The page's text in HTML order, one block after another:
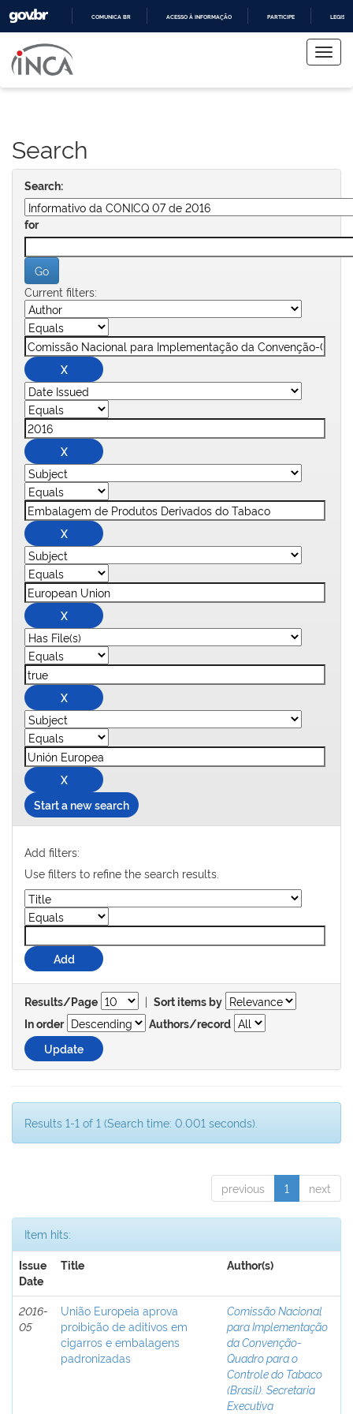
COMUNICA BR ACESSO À INFORMAÇÃO PARTICIPE
navigation
Search
Search:
for
Current filters:
Start a new search
Add filters:
Use filters to refine the search results.
Results/Page | Sort items by
In order
Authors/record
Results 1-1 of 1 (Search time: 0.001 seconds).
previous 1 next
Item hits:
Issue
Date
Title Author(s)
2016-
05
União Europeia aprova
proibição de aditivos em
cigarros e embalagens
padronizadas
Comissão Nacional
para Implementação
da Convenção-
Quadro para o
Controle do Tabaco
(Brasil). Secretaria
Executiva